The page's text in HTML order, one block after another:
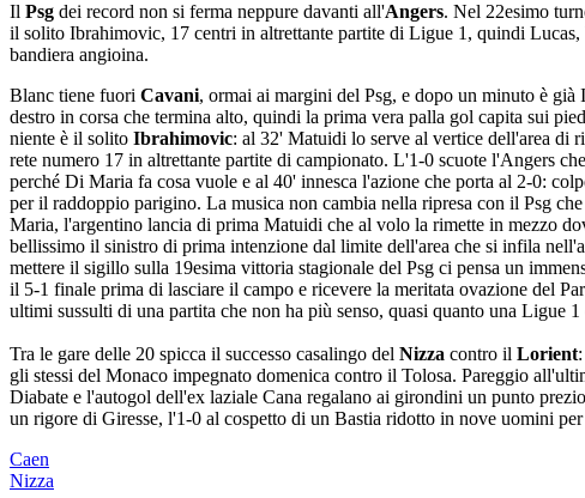
Il Psg dei record non si ferma neppure davanti all'Angers. Nel 22esimo
il solito Ibrahimovic, 17 centri in altrettante partite di Ligue 1, quindi
bandiera angioina.
Blanc tiene fuori Cavani, ormai ai margini del Psg, e dopo un minuto è
destro in corsa che termina alto, quindi la prima vera palla gol capita sui
niente è il solito Ibrahimovic: al 32' Matuidi lo serve al vertice dell'area di
rete numero 17 in altrettante partite di campionato. L'1-0 scuote l'Angers
perché Di Maria fa cosa vuole e al 40' innesca l'azione che porta al 2-0:
per il raddoppio parigino. La musica non cambia nella ripresa con il Psg
Maria, l'argentino lancia di prima Matuidi che al volo la rimette in mezzo
bellissimo il sinistro di prima intenzione dal limite dell'area che si infila
mettere il sigillo sulla 19esima vittoria stagionale del Psg ci pensa un
il 5-1 finale prima di lasciare il campo e ricevere la meritata ovazione del
ultimi sussulti di una partita che non ha più senso, quasi quanto una Ligue
Tra le gare delle 20 spicca il successo casalingo del Nizza contro il Lorient
gli stessi del Monaco impegnato domenica contro il Tolosa. Pareggio
Diabate e l'autogol dell'ex laziale Cana regalano ai girondini un punto
un rigore di Giresse, l'1-0 al cospetto di un Bastia ridotto in nove uomini
Caen
Nizza